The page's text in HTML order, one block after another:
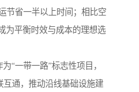
节省一半以上时间；相比空
为平衡时效与成本的理想选
“一带一路”标志性项目，
通，推动沿线基础设施建